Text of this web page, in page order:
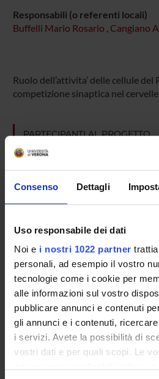
Consenso Dettagli
Uso responsabile dei dati
Noi e i nostri 1022 partner
personali, ad esempio il vostro
tecnologie come i cookie per
alle informazioni sul vostro
pubblicare annunci e contenuti
gli annunci e i contenuti,
i servizi. Avete la possibilità di
vostri dati e per quali scopi. Le
Responsabili (o referenti locali)
Buffelli Mario Rosario , Cangiano
Ruolo dell’attivita’ delle cellule del
competizione sinaptica nel
PARTECIPANTI AL PROGETTO
Mario Rosario Buffelli
Professore ordinario
Alberto Cangiano
Professore a contratto
SEZIONI
Fisiologia e Psicologia
ATTIVITÀ